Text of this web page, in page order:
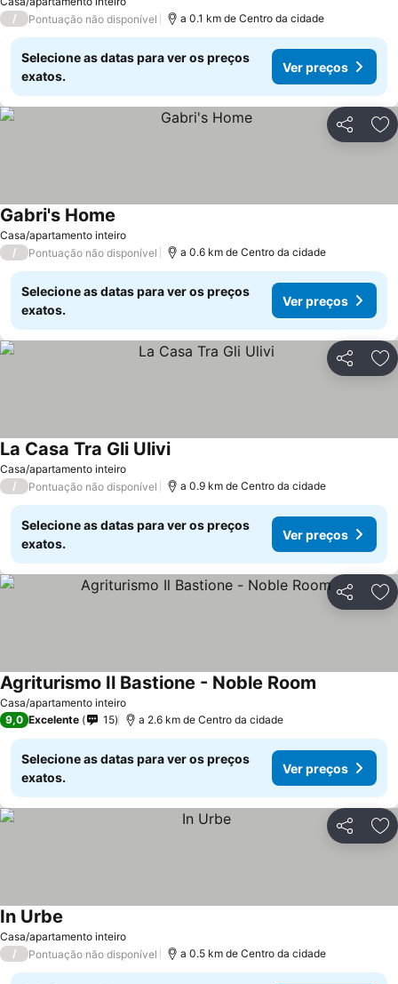
/
Pontuação não disponível a 0.1 km de Centro da cidade
Selecione as datas para ver os preços
exatos.
Ver preços
Partilhar
Casa/apartamento inteiro
Gabri's Home
/ Pontuação não disponível a 0.6 km de Centro da cidade
Selecione as datas para ver os preços
exatos.
Ver preços
Partilhar
Casa/apartamento inteiro
La Casa Tra Gli Ulivi
/ Pontuação não disponível a 0.9 km de Centro da cidade
Selecione as datas para ver os preços
exatos.
Ver preços
Partilhar
Casa/apartamento inteiro
Agriturismo Il Bastione - Noble Room
9,0 Excelente 15 a 2.6 km de Centro da cidade
Selecione as datas para ver os preços
exatos.
Ver preços
Partilhar
Casa/apartamento inteiro
In Urbe
/ Pontuação não disponível a 0.5 km de Centro da cidade